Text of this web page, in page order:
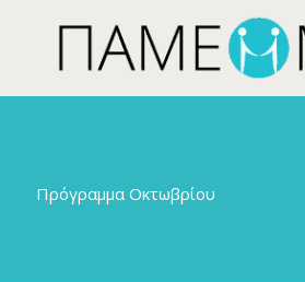
Πρόγραμμα Οκτωβρίου